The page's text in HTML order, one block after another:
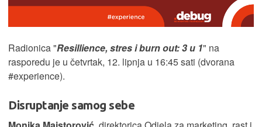
Radionica "Resillience, stres i burn out: 3 u 1" na
rasporedu je u četvrtak, 12. lipnja u 16:45 sati (dvorana
#experience).
Disruptanje samog sebe